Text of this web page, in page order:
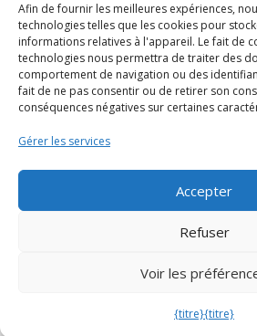
Afin de fournir les meilleures expériences,
technologies telles que les cookies pour
informations relatives à l'appareil. Le fait de
technologies nous permettra de traiter des
comportement de navigation ou des
fait de ne pas consentir ou de retirer son
conséquences négatives sur certaines
Gérer les services
Accepter
Refuser
Voir les
{titre}{titre}
d'informations.
The